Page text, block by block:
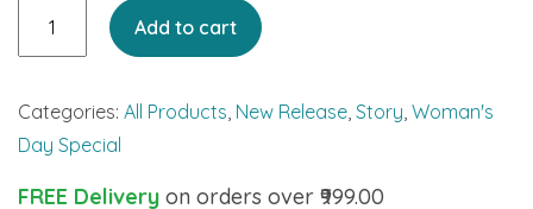
Alposwalpo
Add to cart
Categories: All Products, New Release, Story, Woman's
Day Special
FREE Delivery on orders over ₹999.00